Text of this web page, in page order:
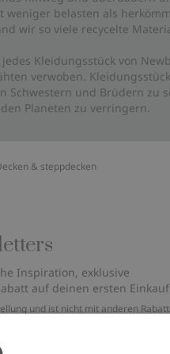
weniger belasten als
wir so viele recycelte
jedes Kleidungsstück von
verwoben.
Schwestern und Brüdern zu
Planeten zu verringern.
& steppdecken
Inspiration, exklusive
auf deinen ersten
und ist nicht mit anderen
Lies unsere